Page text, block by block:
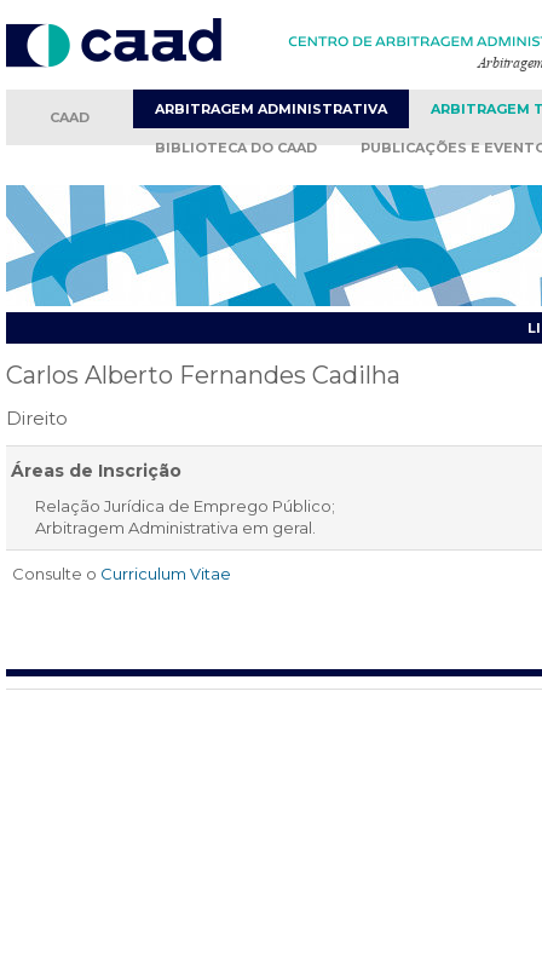
CAAD ARBITRAGEM ADMINISTRATIVA ARBITRAGEM
BIBLIOTECA DO CAAD PUBLICAÇÕES E
Carlos Alberto Fernandes Cadilha
Direito
Áreas de Inscrição
Relação Jurídica de Emprego Público;
Arbitragem Administrativa em geral.
Consulte o Curriculum Vitae